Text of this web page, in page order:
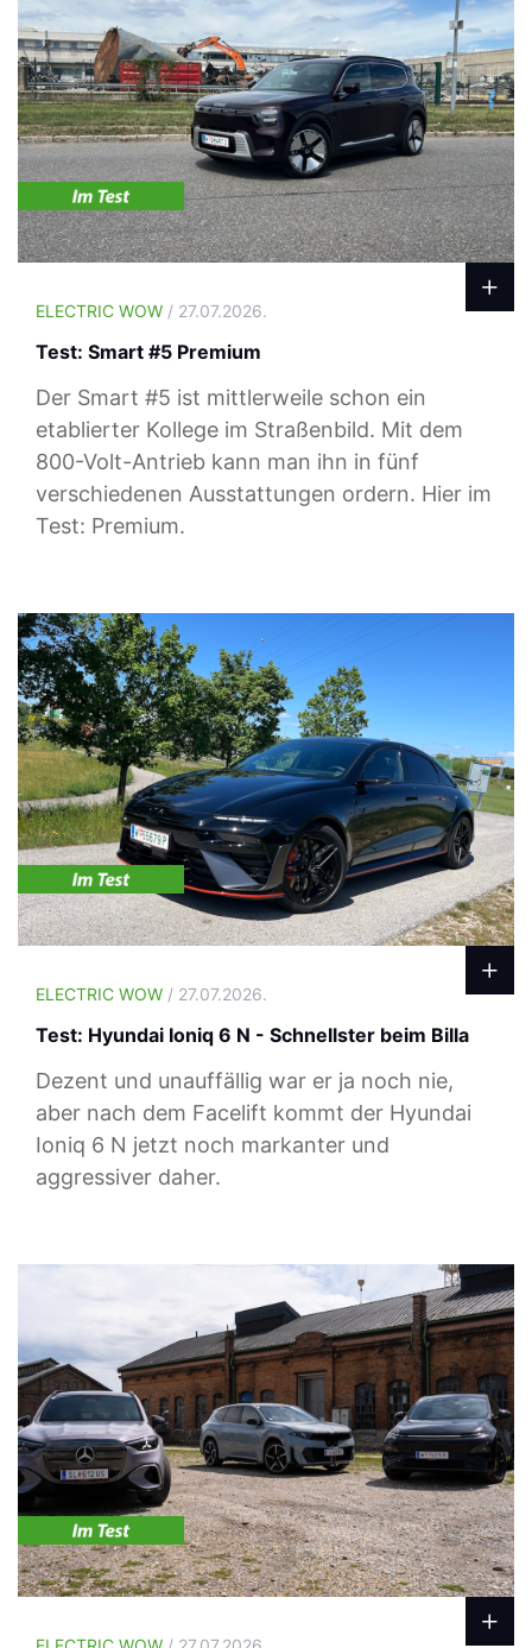
ELECTRIC WOW / 27.07.2026.
Test: Smart #5 Premium
Der Smart #5 ist mittlerweile schon ein
etablierter Kollege im Straßenbild. Mit dem
800-Volt-Antrieb kann man ihn in fünf
verschiedenen Ausstattungen ordern. Hier im
Test: Premium.
ELECTRIC WOW / 27.07.2026.
Test: Hyundai Ioniq 6 N - Schnellster beim Billa
Dezent und unauffällig war er ja noch nie,
aber nach dem Facelift kommt der Hyundai
Ioniq 6 N jetzt noch markanter und
aggressiver daher.